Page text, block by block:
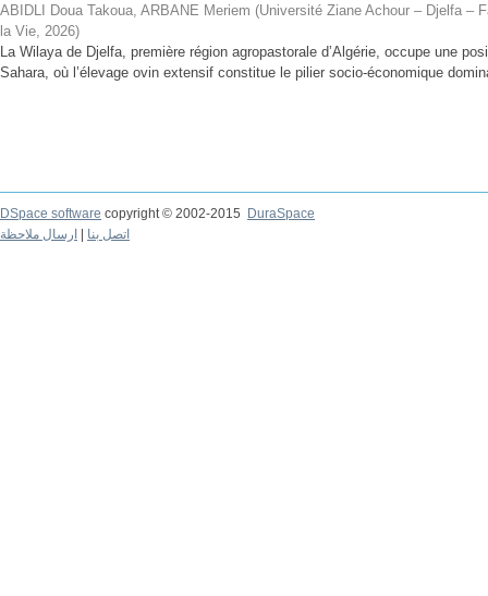
ABIDLI Doua Takoua, ARBANE Meriem (Université Ziane Achour – Djelfa –
la Vie, 2026)
La Wilaya de Djelfa, première région agropastorale d’Algérie, occupe une
Sahara, où l’élevage ovin extensif constitue le pilier socio-économique
DSpace software copyright © 2002-2015
DuraSpace
اتصل بنا
ارسال ملاحظة